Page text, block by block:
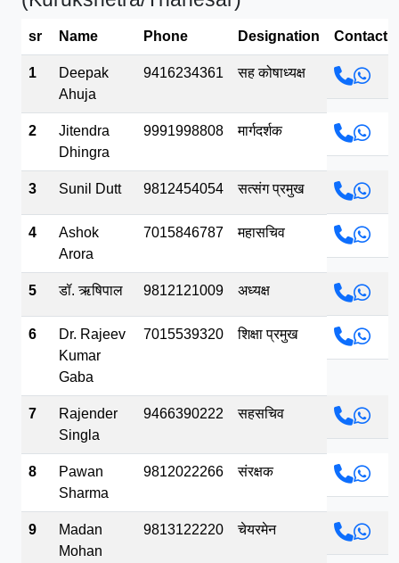
sr Name Phone Designation Contact
1
Deepak
Ahuja
9416234361 सह कोषाध्यक्ष
2
Jitendra
Dhingra
9991998808 मार्गदर्शक
3 Sunil Dutt 9812454054 सत्संग प्रमुख
4
Ashok
Arora
7015846787 महासचिव
5 डॉ. ऋषिपाल 9812121009 अध्यक्ष
6
Dr. Rajeev
Kumar
Gaba
7015539320 शिक्षा प्रमुख
7
Rajender
Singla
9466390222 सहसचिव
8
Pawan
Sharma
9812022266 संरक्षक
9
Madan
Mohan
9813122220 चेयरमेन